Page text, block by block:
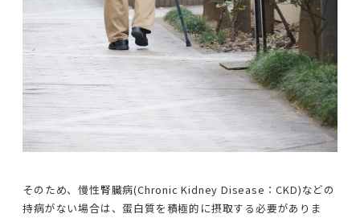
そのため、慢性腎臓病(Chronic Kidney Disease：CKD)などの
持病がない場合は、蛋白質を積極的に摂取する必要がありま